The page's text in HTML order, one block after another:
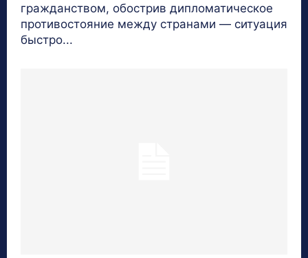
гражданством, обострив дипломатическое
противостояние между странами — ситуация
быстро...